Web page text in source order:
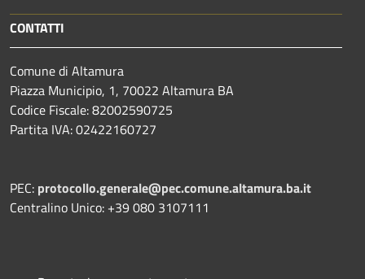
CONTATTI
Comune di Altamura
Piazza Municipio, 1, 70022 Altamura BA
Codice Fiscale: 82002590725
Partita IVA: 02422160727
PEC: protocollo.generale@pec.comune.altamura.ba.it
Centralino Unico: +39 080 3107111